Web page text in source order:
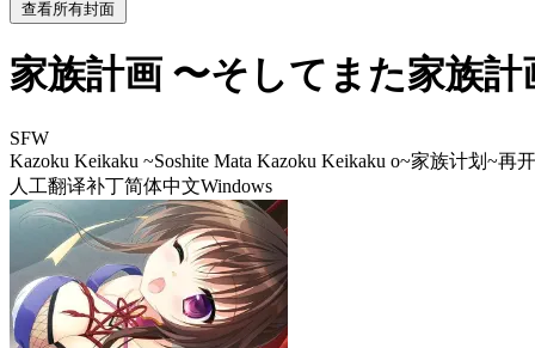
查看所有封面
家族計画 〜そしてまた家族計
SFW
Kazoku Keikaku ~Soshite Mata Kazoku Keikaku o~家族计划~再
人工翻译补丁简体中文Windows